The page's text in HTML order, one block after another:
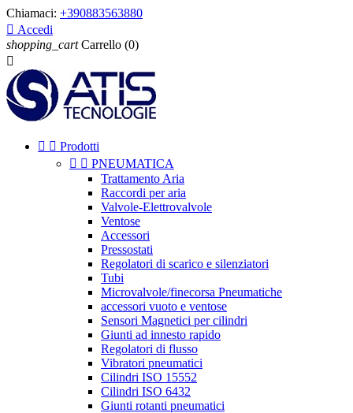
Chiamaci: +390883563880
 Accedi
shopping_cart Carrello (0)

  Prodotti
  PNEUMATICA
Trattamento Aria
Raccordi per aria
Valvole-Elettrovalvole
Ventose
Accessori
Pressostati
Regolatori di scarico e silenziatori
Tubi
Microvalvole/finecorsa Pneumatiche
accessori vuoto e ventose
Sensori Magnetici per cilindri
Giunti ad innesto rapido
Regolatori di flusso
Vibratori pneumatici
Cilindri ISO 15552
Cilindri ISO 6432
Giunti rotanti pneumatici